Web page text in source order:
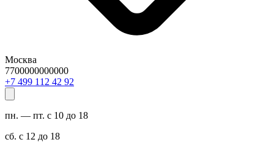
Москва
7700000000000
29 24 211 994 7+
пн. — пт. с 10 до 18
сб. с 12 до 18